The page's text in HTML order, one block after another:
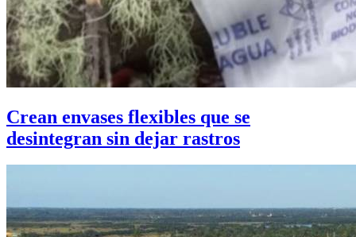
Crean envases flexibles que se
desintegran sin dejar rastros